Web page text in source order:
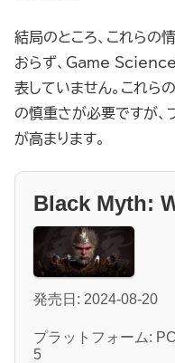
結局のところ、これらの
おらず、Game Science
表していません。これら
の慎重さが必要ですが、
が高まります。
Black Myth:
発売日: 2024-08-20
プラットフォーム:
5